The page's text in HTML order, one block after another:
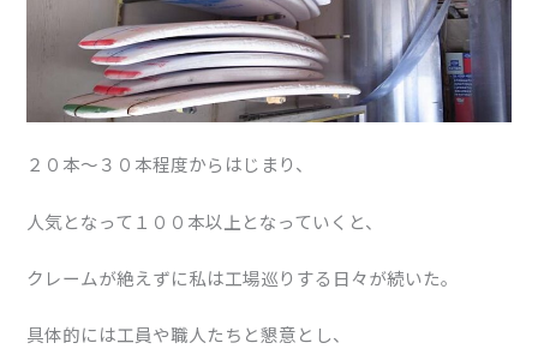
２０本〜３０本程度からはじまり、
人気となって１００本以上となっていくと、
クレームが絶えずに私は工場巡りする日々が続いた。
具体的には工員や職人たちと懇意とし、